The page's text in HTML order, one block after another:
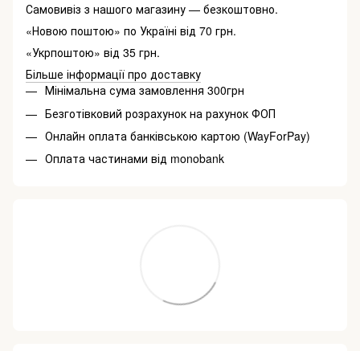
Самовивіз з нашого магазину — безкоштовно.
«Новою поштою» по Україні від 70 грн.
«Укрпоштою» від 35 грн.
Більше інформації про доставку
Мінімальна сума замовлення 300грн
Безготівковий розрахунок на рахунок ФОП
Онлайн оплата банківською картою (WayForPay)
Оплата частинами від monobank